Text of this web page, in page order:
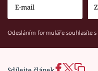
Odesláním formuláře souhlasíte s